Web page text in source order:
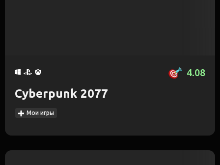
4.08
Cyberpunk 2077
Мои игры